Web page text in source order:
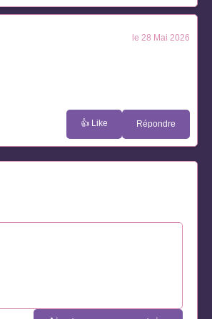
le 28 Mai 2026
👍 Like Répondre